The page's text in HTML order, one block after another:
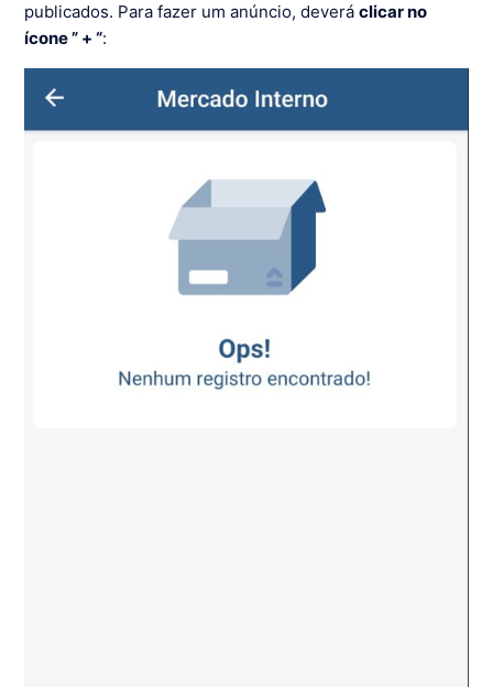
publicados. Para fazer um anúncio, deveráclicar no
ícone ” + “: